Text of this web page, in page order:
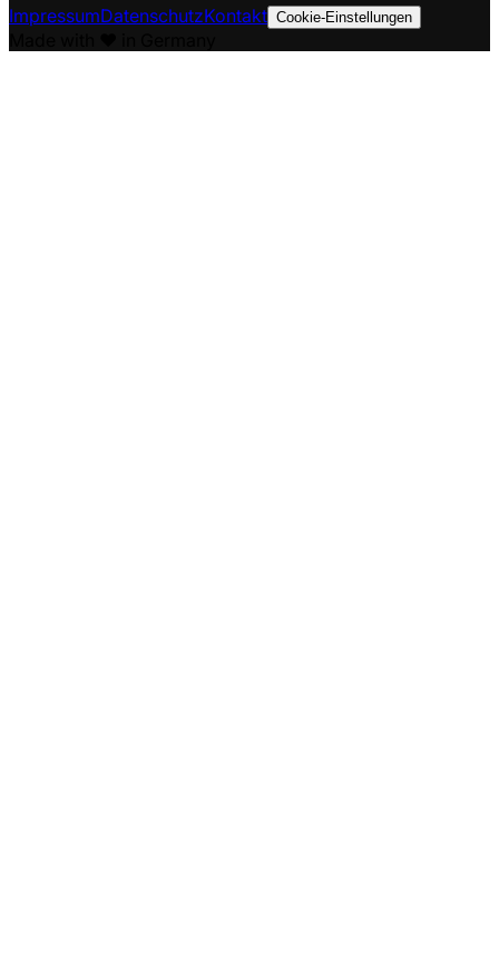
ImpressumDatenschutzKontakt Cookie-Einstellungen